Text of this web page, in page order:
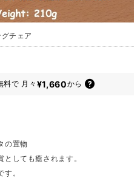
チェア
料で 月々 ¥1,660から
の置物
しても癒されます。
。